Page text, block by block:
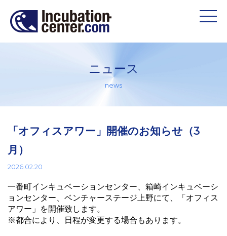
ニュース
news
「オフィスアワー」開催のお知らせ（3
月）
2026.02.20
一番町インキュベーションセンター、箱崎インキュベーシ
ョンセンター、ベンチャーステージ上野にて、「オフィス
アワー」を開催致します。
※都合により、日程が変更する場合もあります。